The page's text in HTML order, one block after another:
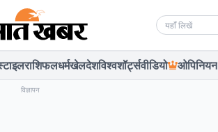
Search news
राशिफलधर्मखेलदेशविश्वशॉर्ट्सवीडियो ओपिनियन
विज्ञापन